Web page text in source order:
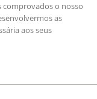
comprovados o nosso
as
aos seus